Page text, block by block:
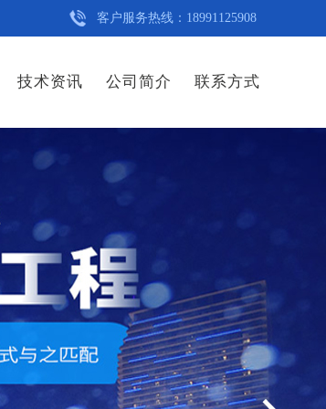
客户服务热线：18991125908
技术资讯 公司简介 联系方式